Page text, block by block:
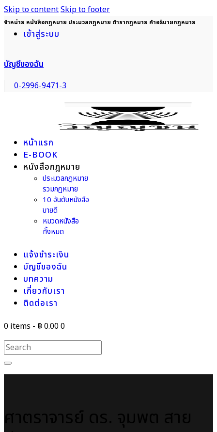
Skip to contentSkip to footer
จำหน่าย หนังสือกฎหมาย ประมวลกฎหมาย ตำรากฎหมาย คำอธิบายกฎหมาย
เข้าสู่ระบบ
บัญชีของฉัน
0-2996-9471-3
หน้าแรก
E-BOOK
หนังสือกฎหมาย
ประมวลกฎหมาย
รวมกฎหมาย
10 อันดับหนังสือ
ขายดี
หมวดหนังสือ
ทั้งหมด
แจ้งชำระเงิน
บัญชีของฉัน
บทความ
เกี่ยวกับเรา
ติดต่อเรา
0 items - ฿ 0.000